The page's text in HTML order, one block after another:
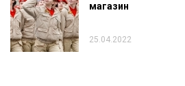
магазин
25.04.2022